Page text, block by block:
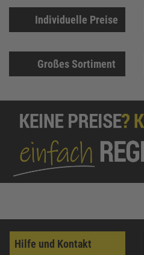
Individuelle Preise
Großes Sortiment
Hilfe und Kontakt